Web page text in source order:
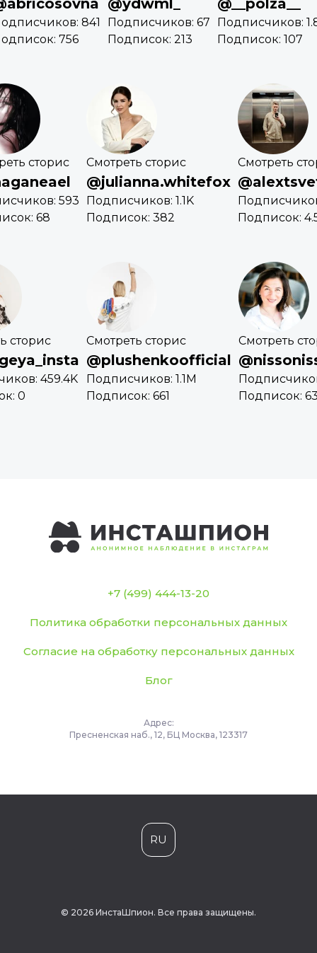
841
756
@ydwml_
Подписчиков: 67
Подписок: 213
@__polza__
Подписчиков:
Подписок: 107
сторис
593
68
Смотреть сторис
@julianna.whitefox
Подписчиков: 1.1K
Подписок: 382
Смотреть
Подписок:
сторис
459.4K
0
Смотреть сторис
@plushenkoofficial
Подписчиков: 1.1M
Подписок: 661
Смотреть
Подписок:
+7 (499) 444-13-20
Политика обработки персональных данных
Согласие на обработку персональных данных
Блог
Адрес:
Пресненская наб., 12, БЦ Москва, 123317
RU
© 2026 ИнстаШпион. Все права защищены.